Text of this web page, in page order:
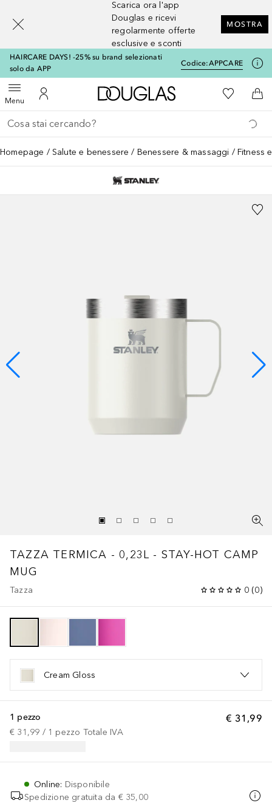
Scarica ora l'app
Douglas e ricevi
regolarmente offerte
esclusive e sconti
MOSTRA
HAIRCARE DAYS! -25% su brand selezionati
solo da APP
Codice:APPCARE
MenuApri menuAl Mio Account
A Douglas HomeAlla Mia
Al
Torna indietro
Esegui ricerca
Homepage Salute e benessere Benessere & massaggi Fitness
TAZZA TERMICA - 0,23L - STAY-HOT CAMP
MUG
Tazza 0 (0)
Cream Gloss
€ 31,99
1 pezzo
€ 31,99 / 1 pezzo Totale IVA
Online: Disponibile
Spedizione gratuita da € 35,00
[navigation.slideout.screenreader]